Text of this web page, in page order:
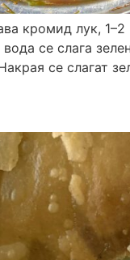
кромид лук,
се слага
се слагат